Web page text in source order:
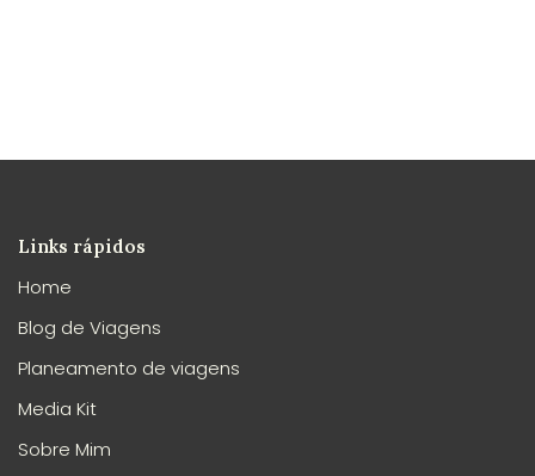
Links rápidos
Home
Blog de Viagens
Planeamento de viagens
Media Kit
Sobre Mim